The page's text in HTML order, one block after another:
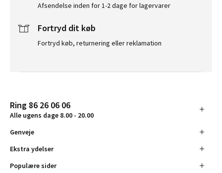
Afsendelse inden for 1-2 dage for lagervarer
Fortryd dit køb
Fortryd køb, returnering eller reklamation
Ring 86 26 06 06
Alle ugens dage 8.00 - 20.00
Genveje
Ekstra ydelser
Populære sider